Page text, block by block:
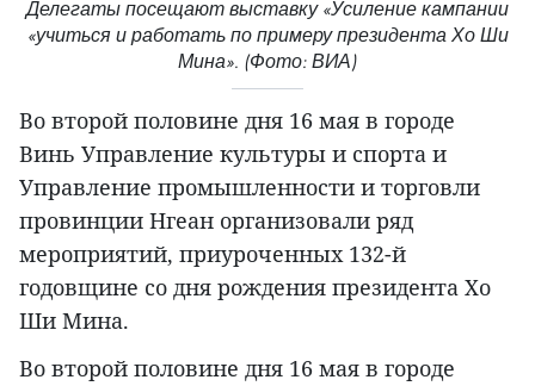
Делегаты посещают выставку «Усиление кампании
«учиться и работать по примеру президента Хо Ши
Мина». (Фото: ВИА)
Во второй половине дня 16 мая в городе
Винь Управление культуры и спорта и
Управление промышленности и торговли
провинции Нгеан организовали ряд
мероприятий, приуроченных 132-й
годовщине со дня рождения президента Хо
Ши Мина.
Во второй половине дня 16 мая в городе